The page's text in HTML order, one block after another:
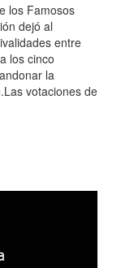
los Famosos
dejó al
entre
los cinco
la
votaciones de